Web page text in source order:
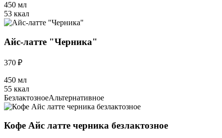
450 мл
53 ккал
Айс-латте "Черника"
370 ₽
450 мл
55 ккал
БезлактозноеАльтернативное
Кофе Айс латте черника безлактозное